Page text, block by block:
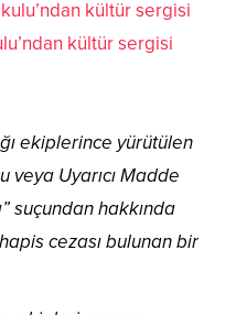
kültür sergisi
ekiplerince yürütülen
veya Uyarıcı Madde
suçundan hakkında
cezası bulunan bir